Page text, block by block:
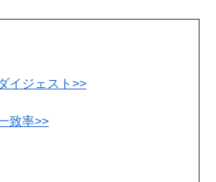
イジェスト>>
致率>>